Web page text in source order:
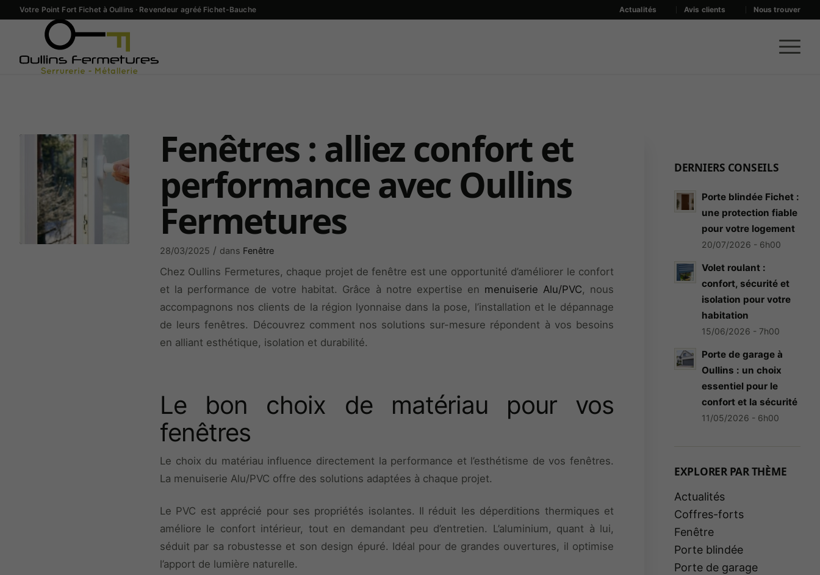
Actualités Avis clients Nous trouver
Votre Point Fort Fichet à Oullins · Revendeur agréé Fichet-Bauche
Fenêtres : alliez confort et
performance avec Oullins
Fermetures
28/03/2025 / dans Fenêtre
Chez Oullins Fermetures, chaque projet de fenêtre est une opportunité d’améliorer le confort
et la performance de votre habitat. Grâce à notre expertise en menuiserie Alu/PVC, nous
accompagnons nos clients de la région lyonnaise dans la pose, l’installation et le dépannage
de leurs fenêtres. Découvrez comment nos solutions sur-mesure répondent à vos besoins
en alliant esthétique, isolation et durabilité.
Le bon choix de matériau pour vos
fenêtres
Le choix du matériau influence directement la performance et l’esthétisme de vos fenêtres.
La menuiserie Alu/PVC offre des solutions adaptées à chaque projet.
Le PVC est apprécié pour ses propriétés isolantes. Il réduit les déperditions thermiques et
améliore le confort intérieur, tout en demandant peu d’entretien. L’aluminium, quant à lui,
séduit par sa robustesse et son design épuré. Idéal pour de grandes ouvertures, il optimise
l’apport de lumière naturelle.
DERNIERS CONSEILS
Porte blindée Fichet :
une protection fiable
pour votre logement
20/07/2026 - 6h00
Volet roulant :
confort, sécurité et
isolation pour votre
habitation
15/06/2026 - 7h00
Porte de garage à
Oullins : un choix
essentiel pour le
confort et la sécurité
11/05/2026 - 6h00
EXPLORER PAR THÈME
Actualités
Coffres-forts
Fenêtre
Porte blindée
Porte de garage